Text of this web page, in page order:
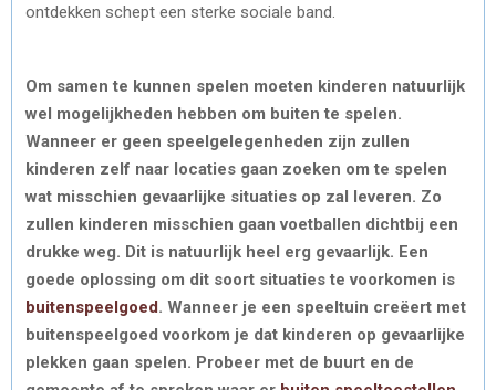
ontdekken schept een sterke sociale band.
Om samen te kunnen spelen moeten kinderen natuurlijk
wel mogelijkheden hebben om buiten te spelen.
Wanneer er geen speelgelegenheden zijn zullen
kinderen zelf naar locaties gaan zoeken om te spelen
wat misschien gevaarlijke situaties op zal leveren. Zo
zullen kinderen misschien gaan voetballen dichtbij een
drukke weg. Dit is natuurlijk heel erg gevaarlijk. Een
goede oplossing om dit soort situaties te voorkomen is
buitenspeelgoed. Wanneer je een speeltuin creëert met
buitenspeelgoed voorkom je dat kinderen op gevaarlijke
plekken gaan spelen. Probeer met de buurt en de